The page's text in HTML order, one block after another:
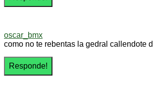
oscar_bmx
como no te rebentas la gedral callendote